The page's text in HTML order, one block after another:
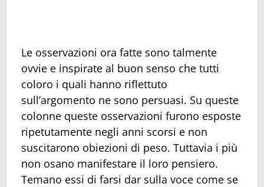
Le osservazioni ora fatte sono talmente
ovvie e inspirate al buon senso che tutti
coloro i quali hanno riflettuto
sull’argomento ne sono persuasi. Su queste
colonne queste osservazioni furono esposte
ripetutamente negli anni scorsi e non
suscitarono obiezioni di peso. Tuttavia i più
non osano manifestare il loro pensiero.
Temano essi di farsi dar sulla voce come se